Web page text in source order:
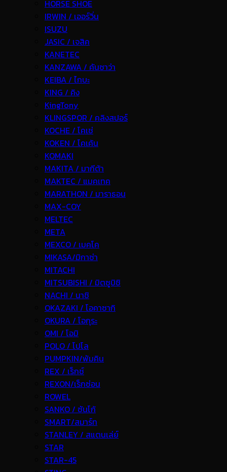
HORSE SHOE
IRWIN / เออร์วิ่น
ISUZU
JASIC / เจสิค
KANETEC
KANZAWA / คันซาว่า
KEIBA / ไกบะ
KING / คิง
KingTony
KLINGSPOR / คลิงสปอร์
KOCHE / โคเช่
KOKEN / โคเค้น
KOMAKI
MAKITA / มากีต้า
MAKTEC / แมคเทค
MARATHON / มาราธอน
MAX-COY
MELTEC
META
MEXCO / เมคโค
MIKASA/มิกาซ่า
MITACHI
MITSUBISHI / มิตซูบิชิ
NACHI / นาชิ
OKAZAKI / โอคาซากิ
OKURA / โอกุระ
OMI / โอมิ
POLO / โปโล
PUMPKIN/พัมคิน
REX / เร็กช์
REXON/เร็กซ่อน
ROWEL
SANKO / ซันโก้
SMART/สมาร์ท
STANLEY / สแตนเล่ย์
STAR
STAR-45